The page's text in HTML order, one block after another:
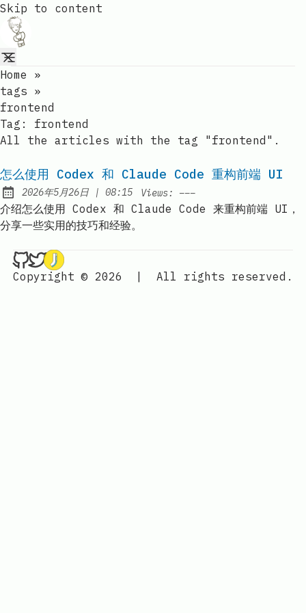
Skip to content
Home
»
tags »
frontend
Tag: frontend
All the articles with the tag "frontend".
怎么使用 Codex 和 Claude Code 重构前端 UI
Published:
2026年5月26日 | at
08:15 Views: –––
介绍怎么使用 Codex 和 Claude Code 来重构前端 UI，
分享一些实用的技巧和经验。
leon7hao on Github
leon7hao on Twitter
leon7hao on Jike
Copyright © 2026
| All rights reserved.